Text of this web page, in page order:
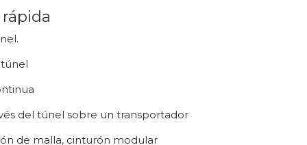
del túnel sobre un transportador
de malla, cinturón modular